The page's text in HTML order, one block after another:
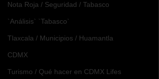
Nota Roja / Seguridad / Tabasco
`Análisis` `Tabasco`
Tlaxcala / Municipios / Huamantla
CDMX
Turismo / Qué hacer en CDMX Lifes